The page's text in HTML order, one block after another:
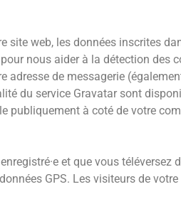
site web, les données inscrites
nous aider à la détection des
adresse de messagerie
du service Gravatar sont
publiquement à coté de votre
et que vous
GPS. Les visiteurs de